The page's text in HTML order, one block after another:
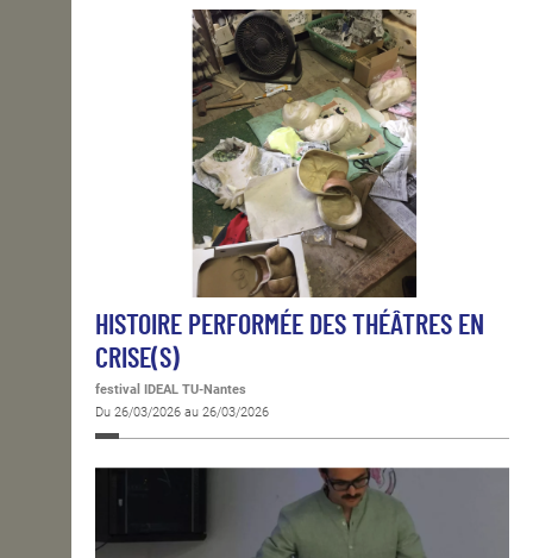
HISTOIRE PERFORMÉE DES THÉÂTRES EN
CRISE(S)
festival IDEAL TU-Nantes
Du 26/03/2026 au 26/03/2026